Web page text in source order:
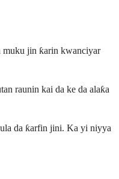
muku jin ƙarin kwanciyar
raunin kai da ke da alaƙa
da ƙarfin jini. Ka yi niyya